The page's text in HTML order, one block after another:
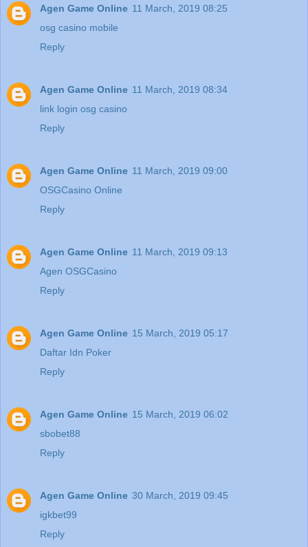
Agen Game Online 11 March, 2019 08:25
osg casino mobile
Reply
Agen Game Online 11 March, 2019 08:34
link login osg casino
Reply
Agen Game Online 11 March, 2019 09:00
OSGCasino Online
Reply
Agen Game Online 11 March, 2019 09:13
Agen OSGCasino
Reply
Agen Game Online 15 March, 2019 05:17
Daftar Idn Poker
Reply
Agen Game Online 15 March, 2019 06:02
sbobet88
Reply
Agen Game Online 30 March, 2019 09:45
igkbet99
Reply